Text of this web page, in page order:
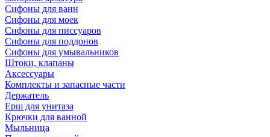
Сифоны для ванн
Сифоны для моек
Сифоны для писсуаров
Сифоны для поддонов
Сифоны для умывальников
Штоки, клапаны
Аксессуары
Комплекты и запасные части
Держатель
Ерш для унитаза
Крючки для ванной
Мыльница